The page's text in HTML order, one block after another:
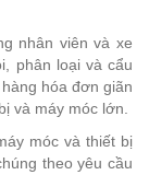
nhân viên và xe
phân loại và cẩu
hóa đơn giãn
và máy móc lớn.
móc và thiết bị
theo yêu cầu